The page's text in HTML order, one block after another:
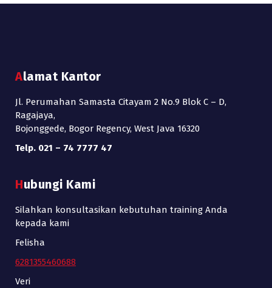
Alamat Kantor
Jl. Perumahan Samasta Citayam 2 No.9 Blok C – D,
Ragajaya,
Bojonggede, Bogor Regency, West Java 16320
Telp. 021 – 74 7777 47
Hubungi Kami
Silahkan konsultasikan kebutuhan training Anda
kepada kami
Felisha
6281355460688
Veri